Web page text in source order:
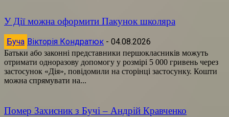
У Дії можна оформити Пакунок школяра
Буча Вікторія Кондратюк - 04.08.2026
Батьки або законні представники першокласників можуть
отримати одноразову допомогу у розмірі 5 000 гривень через
застосунок «Дія», повідомили на сторінці застосунку. Кошти
можна спрямувати на...
Помер Захисник з Бучі – Андрій Кравченко